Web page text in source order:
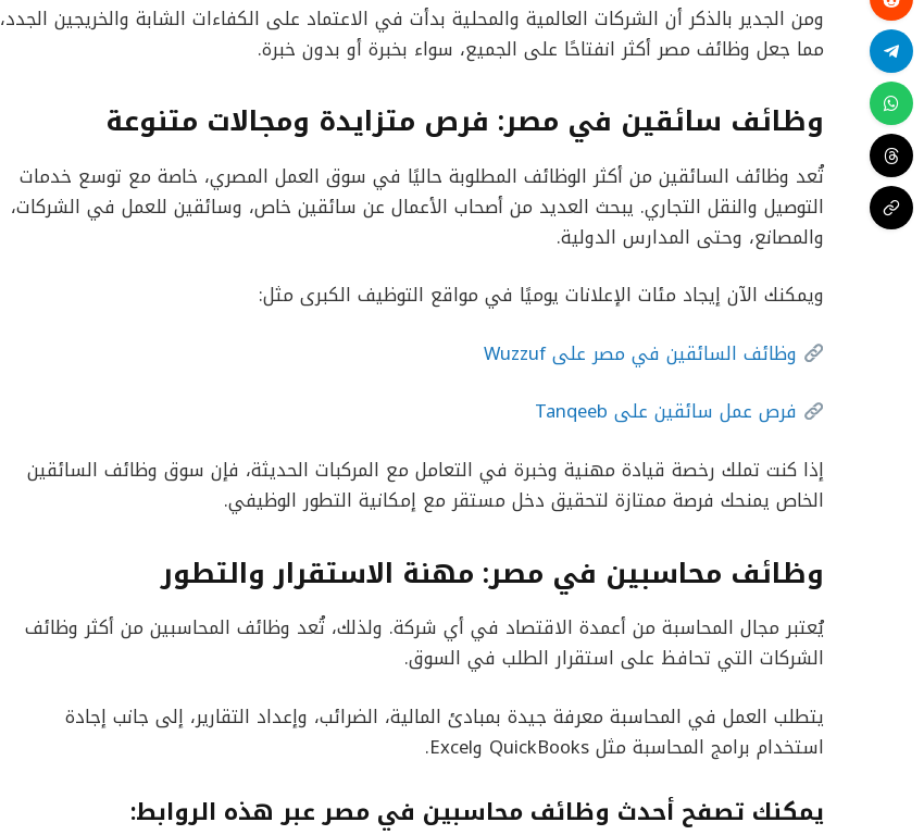
ومن الجدير بالذكر أن الشركات العالمية والمحلية بدأت في الاعتماد على الكفاءات الشابة والخريجين الجدد،
مما جعل وظائف مصر أكثر انفتاحًا على الجميع، سواء بخبرة أو بدون خبرة.
وظائف سائقين في مصر: فرص متزايدة ومجالات متنوعة
تُعد وظائف السائقين من أكثر الوظائف المطلوبة حاليًا في سوق العمل المصري، خاصة مع توسع خدمات
التوصيل والنقل التجاري. يبحث العديد من أصحاب الأعمال عن سائقين خاص، وسائقين للعمل في الشركات،
والمصانع، وحتى المدارس الدولية.
ويمكنك الآن إيجاد مئات الإعلانات يوميًا في مواقع التوظيف الكبرى مثل:
وظائف السائقين في مصر على Wuzzuf
فرص عمل سائقين على Tanqeeb
إذا كنت تملك رخصة قيادة مهنية وخبرة في التعامل مع المركبات الحديثة، فإن سوق وظائف السائقين
الخاص يمنحك فرصة ممتازة لتحقيق دخل مستقر مع إمكانية التطور الوظيفي.
وظائف محاسبين في مصر: مهنة الاستقرار والتطور
يُعتبر مجال المحاسبة من أعمدة الاقتصاد في أي شركة. ولذلك، تُعد وظائف المحاسبين من أكثر وظائف
الشركات التي تحافظ على استقرار الطلب في السوق.
يتطلب العمل في المحاسبة معرفة جيدة بمبادئ المالية، الضرائب، وإعداد التقارير، إلى جانب إجادة
استخدام برامج المحاسبة مثل QuickBooks وExcel.
يمكنك تصفح أحدث وظائف محاسبين في مصر عبر هذه الروابط: